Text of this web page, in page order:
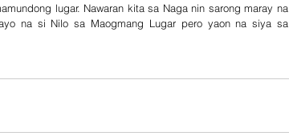
lugar. Nawaran kita sa Naga nin sarong maray na
na si Nilo sa Maogmang Lugar pero yaon na siya sa